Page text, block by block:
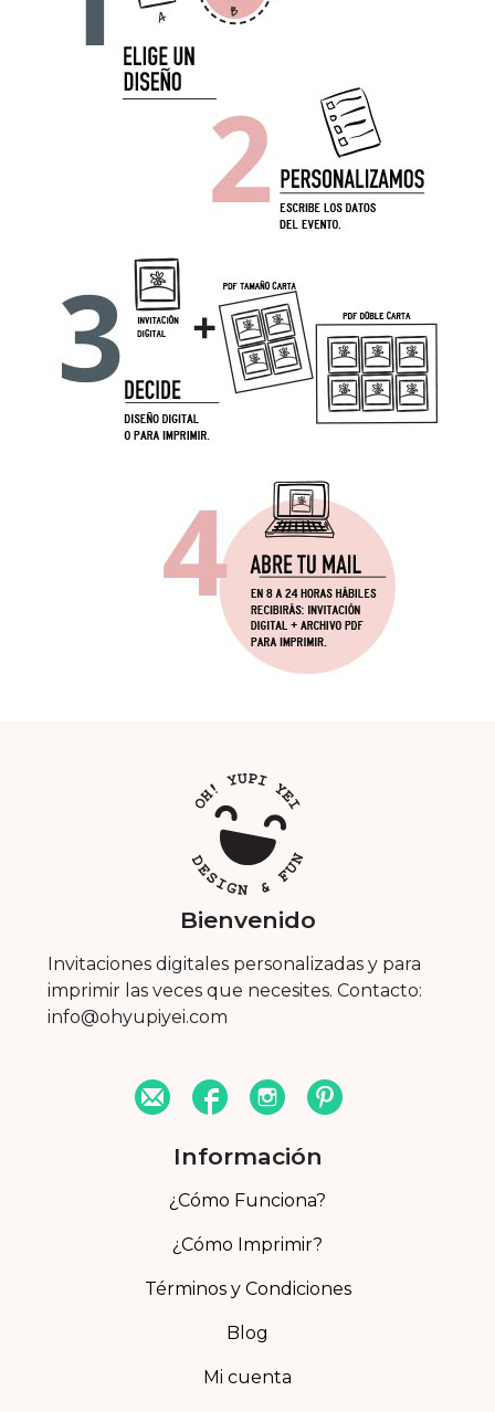
Bienvenido
Invitaciones digitales personalizadas y para
imprimir las veces que necesites. Contacto:
info@ohyupiyei.com
Información
¿Cómo Funciona?
¿Cómo Imprimir?
Términos y Condiciones
Blog
Mi cuenta